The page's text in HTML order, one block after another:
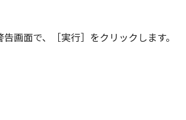
INTERRUPTION OR OTHER
SOFTWARE, USE THEREOF OR
THEIR DISTRIBUTORS, DEALERS
SOME STATES OR LEGAL
DAMAGES, OR
SO THE ABOVE LIMITATION OR
画面で、［実行］をクリックします。